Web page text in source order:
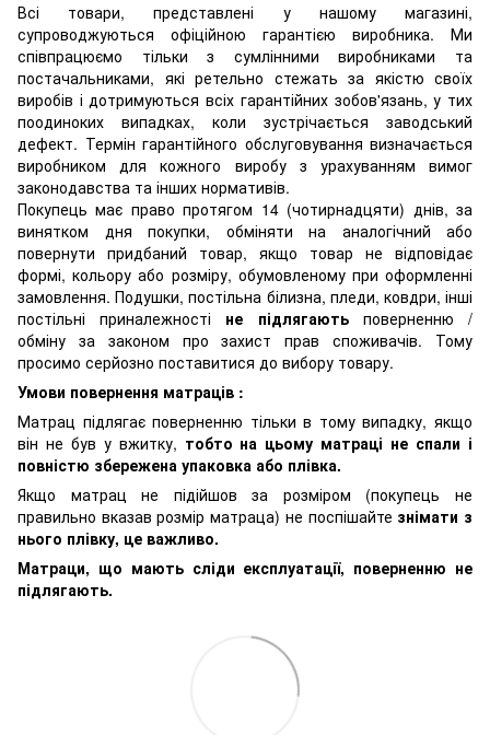
Всі товари, представлені у нашому магазині,
супроводжуються офіційною гарантією виробника. Ми
співпрацюємо тільки з сумлінними виробниками та
постачальниками, які ретельно стежать за якістю своїх
виробів і дотримуються всіх гарантійних зобов'язань, у тих
поодиноких випадках, коли зустрічається заводський
дефект. Термін гарантійного обслуговування визначається
виробником для кожного виробу з урахуванням вимог
законодавства та інших нормативів.
Покупець має право протягом 14 (чотирнадцяти) днів, за
винятком дня покупки, обміняти на аналогічний або
повернути придбаний товар, якщо товар не відповідає
формі, кольору або розміру, обумовленому при оформленні
замовлення. Подушки, постільна білизна, пледи, ковдри, інші
постільні приналежності не підлягаютьповерненню /
обміну за законом про захист прав споживачів. Тому
просимо серйозно поставитися до вибору товару.
Умови повернення матраців :
Матрац підлягає поверненню тільки в тому випадку, якщо
він не був у вжитку, тобто на цьому матраці не спали і
повністю збережена упаковка або плівка.
Якщо матрац не підійшов за розміром (покупець не
правильно вказав розмір матраца) не поспішайте знімати з
нього плівку, це важливо.
Матраци, що мають сліди експлуатації, поверненню не
підлягають.